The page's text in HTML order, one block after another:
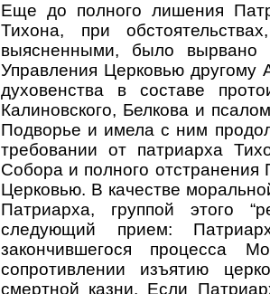
Еще до полного лишения
Тихона, при
выясненными, было вырвано
Управления Церковью другому
духовенства в составе
Калиновского, Белкова и
Подворье и имела с ним
требовании от патриарха
Собора и полного
Церковью. В качестве
Патриарха, группой этого
следующий прием:
закончившегося процесса
сопротивлении изъятию
смертной казни. Если